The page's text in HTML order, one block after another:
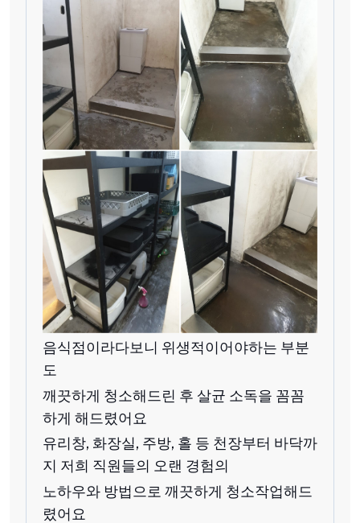
음식점이라다보니 위생적이어야하는 부분
도
깨끗하게 청소해드린 후 살균 소독을 꼼꼼
하게 해드렸어요
유리창, 화장실, 주방, 홀 등 천장부터 바닥까
지 저희 직원들의 오랜 경험의
노하우와 방법으로 깨끗하게 청소작업해드
렸어요